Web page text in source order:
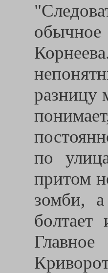
обычное
разницу
по
притом
зомби,
болтает